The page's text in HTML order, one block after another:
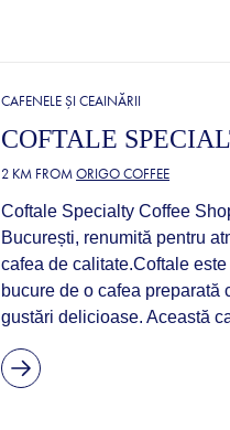
CAFENELE ȘI CEAINĂRII
COFTALE
2 KM FROMORIGO COFFEE
Coftale Specialty Coffee
București, renumită pentru
cafea de calitate.Coftale
bucure de o cafea preparată
gustări delicioase. Această